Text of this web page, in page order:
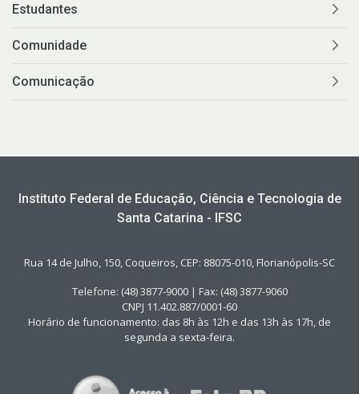
Estudantes
Comunidade
Comunicação
Instituto Federal de Educação, Ciência e Tecnologia de
Santa Catarina - IFSC
Rua 14 de Julho, 150, Coqueiros, CEP: 88075-010, Florianópolis-SC
Telefone: (48) 3877-9000 | Fax: (48) 3877-9060
CNPJ 11.402.887/0001-60
Horário de funcionamento: das 8h às 12h e das 13h às 17h, de
segunda a sexta-feira.